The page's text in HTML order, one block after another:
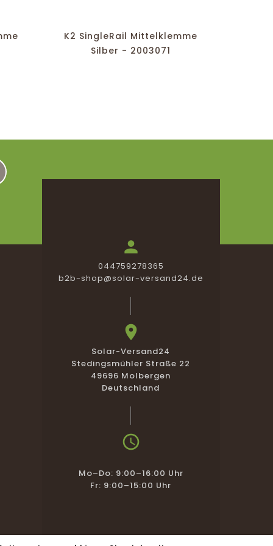
K2 SingleRail Mittelklemme
Silber - 2003071

044759278365
b2b-shop@solar-versand24.de

Solar-Versand24
Stedingsmühler Straße 22
49696 Molbergen
Deutschland

Mo–Do: 9:00–16:00 Uhr
Fr: 9:00–15:00 Uhr